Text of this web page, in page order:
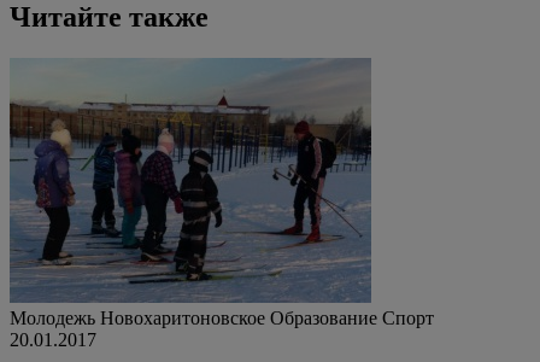
Читайте также
Молодежь Новохаритоновское Образование Спорт
20.01.2017